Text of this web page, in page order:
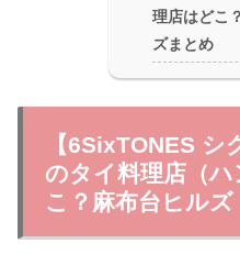
理店はどこ
ズまとめ
【6SixTONES シ
のタイ料理店（
こ？麻布台ヒルズ